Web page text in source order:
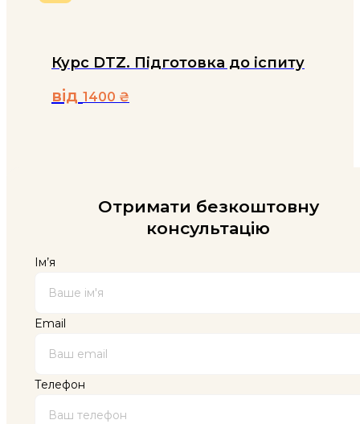
Курс DTZ. Підготовка до іспиту
від 1400 ₴
сторінці
Отримати безкоштовну
консультацію
Ім’я
Email
Телефон